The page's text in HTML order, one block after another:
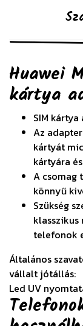
Huawei
kártya
SIM
Az
kártyát
kártyára
A csomag
könnyű
Szükség
klasszikus
telefonok
Általános
vállalt jótállás:
Led UV